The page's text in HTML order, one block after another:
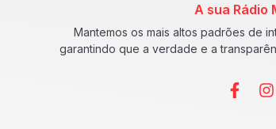
A sua Rádio
Mantemos os mais altos padrões de
garantindo que a verdade e a